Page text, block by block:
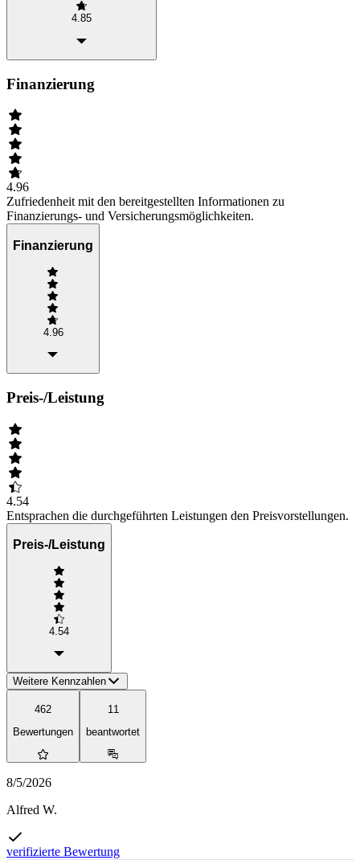
4.85
Finanzierung
4.96
Zufriedenheit mit den bereitgestellten Informationen zu
Finanzierungs- und Versicherungsmöglichkeiten.
Finanzierung
4.96
Preis-/Leistung
4.54
Entsprachen die durchgeführten Leistungen den Preisvorstellungen.
Preis-/Leistung
4.54
Weitere Kennzahlen
462
Bewertungen
11
beantwortet
8/5/2026
Alfred W.
verifizierte Bewertung